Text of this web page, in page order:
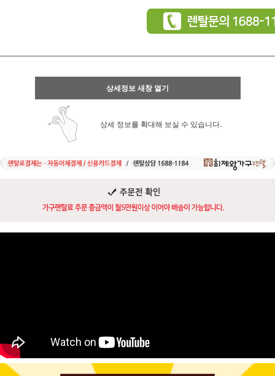
상세정보 새창 열기
상세 정보를 확대해 보실 수 있습니다.